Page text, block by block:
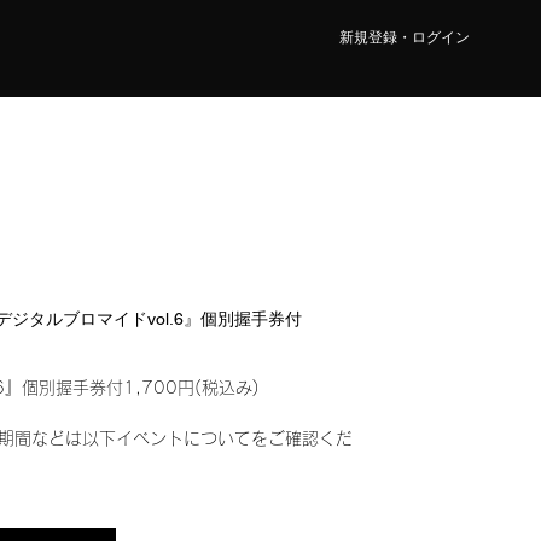
新規登録・ログイン
ジタルブロマイドvol.6』個別握手券付
』個別握手券付1,700円(税込み)
間などは以下イベントについてをご確認くだ